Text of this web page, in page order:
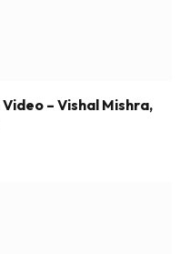
– Vishal Mishra,